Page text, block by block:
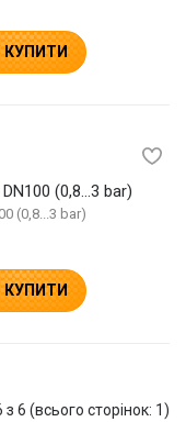
КУПИТИ
(0,8...3 bar)
(0,8...3 bar)
КУПИТИ
6 (всього сторінок: 1)